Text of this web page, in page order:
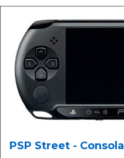
PSP Street - Consola